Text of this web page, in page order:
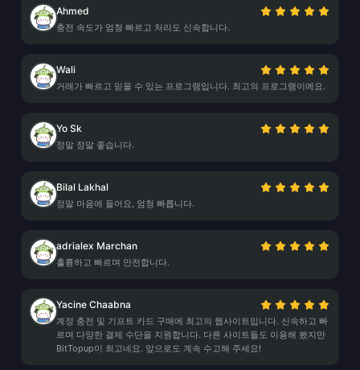
Ahmed
충전 속도가 엄청 빠르고 처리도 신속합니다.
Wali
거래가 빠르고 믿을 수 있는 프로그램입니다. 최고의 프로그램이에요.
Yo Sk
정말 정말 좋습니다.
Bilal Lakhal
정말 마음에 들어요, 엄청 빠릅니다.
adrialex Marchan
훌륭하고 빠르며 안전합니다.
Yacine Chaabna
계정 충전 및 기프트 카드 구매에 최고의 웹사이트입니다. 신속하고 빠
르며 다양한 결제 수단을 지원합니다. 다른 사이트들도 이용해 봤지만
BitTopup이 최고네요. 앞으로도 계속 수고해 주세요!